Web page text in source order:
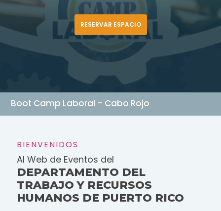
RESERVAR ESPACIO
Boot Camp Laboral – Cabo Rojo
BIENVENIDOS
Al Web de Eventos del
DEPARTAMENTO DEL
TRABAJO Y RECURSOS
HUMANOS DE PUERTO RICO